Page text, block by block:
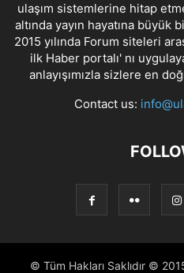
ulaşım sistemlerine hitap
altında yayın hayatına
2015 yılında Forum siteleri
ilk Haber portalı' nı
anlayışımızla sizlere en
Contact us:
© Tüm Hakları Saklıdır ©